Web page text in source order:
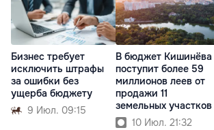
Бизнес требует
исключить штрафы
за ошибки без
ущерба бюджету
9 Июл. 09:15
В бюджет Кишинёва
поступит более 59
миллионов леев от
продажи 11
земельных участков
10 Июл. 21:32